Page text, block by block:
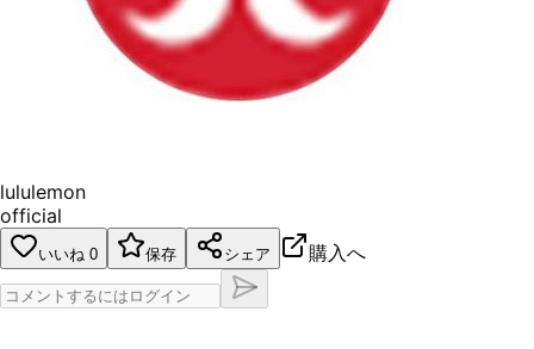
lululemon
official
いいね 0 保存 シェア 購入へ